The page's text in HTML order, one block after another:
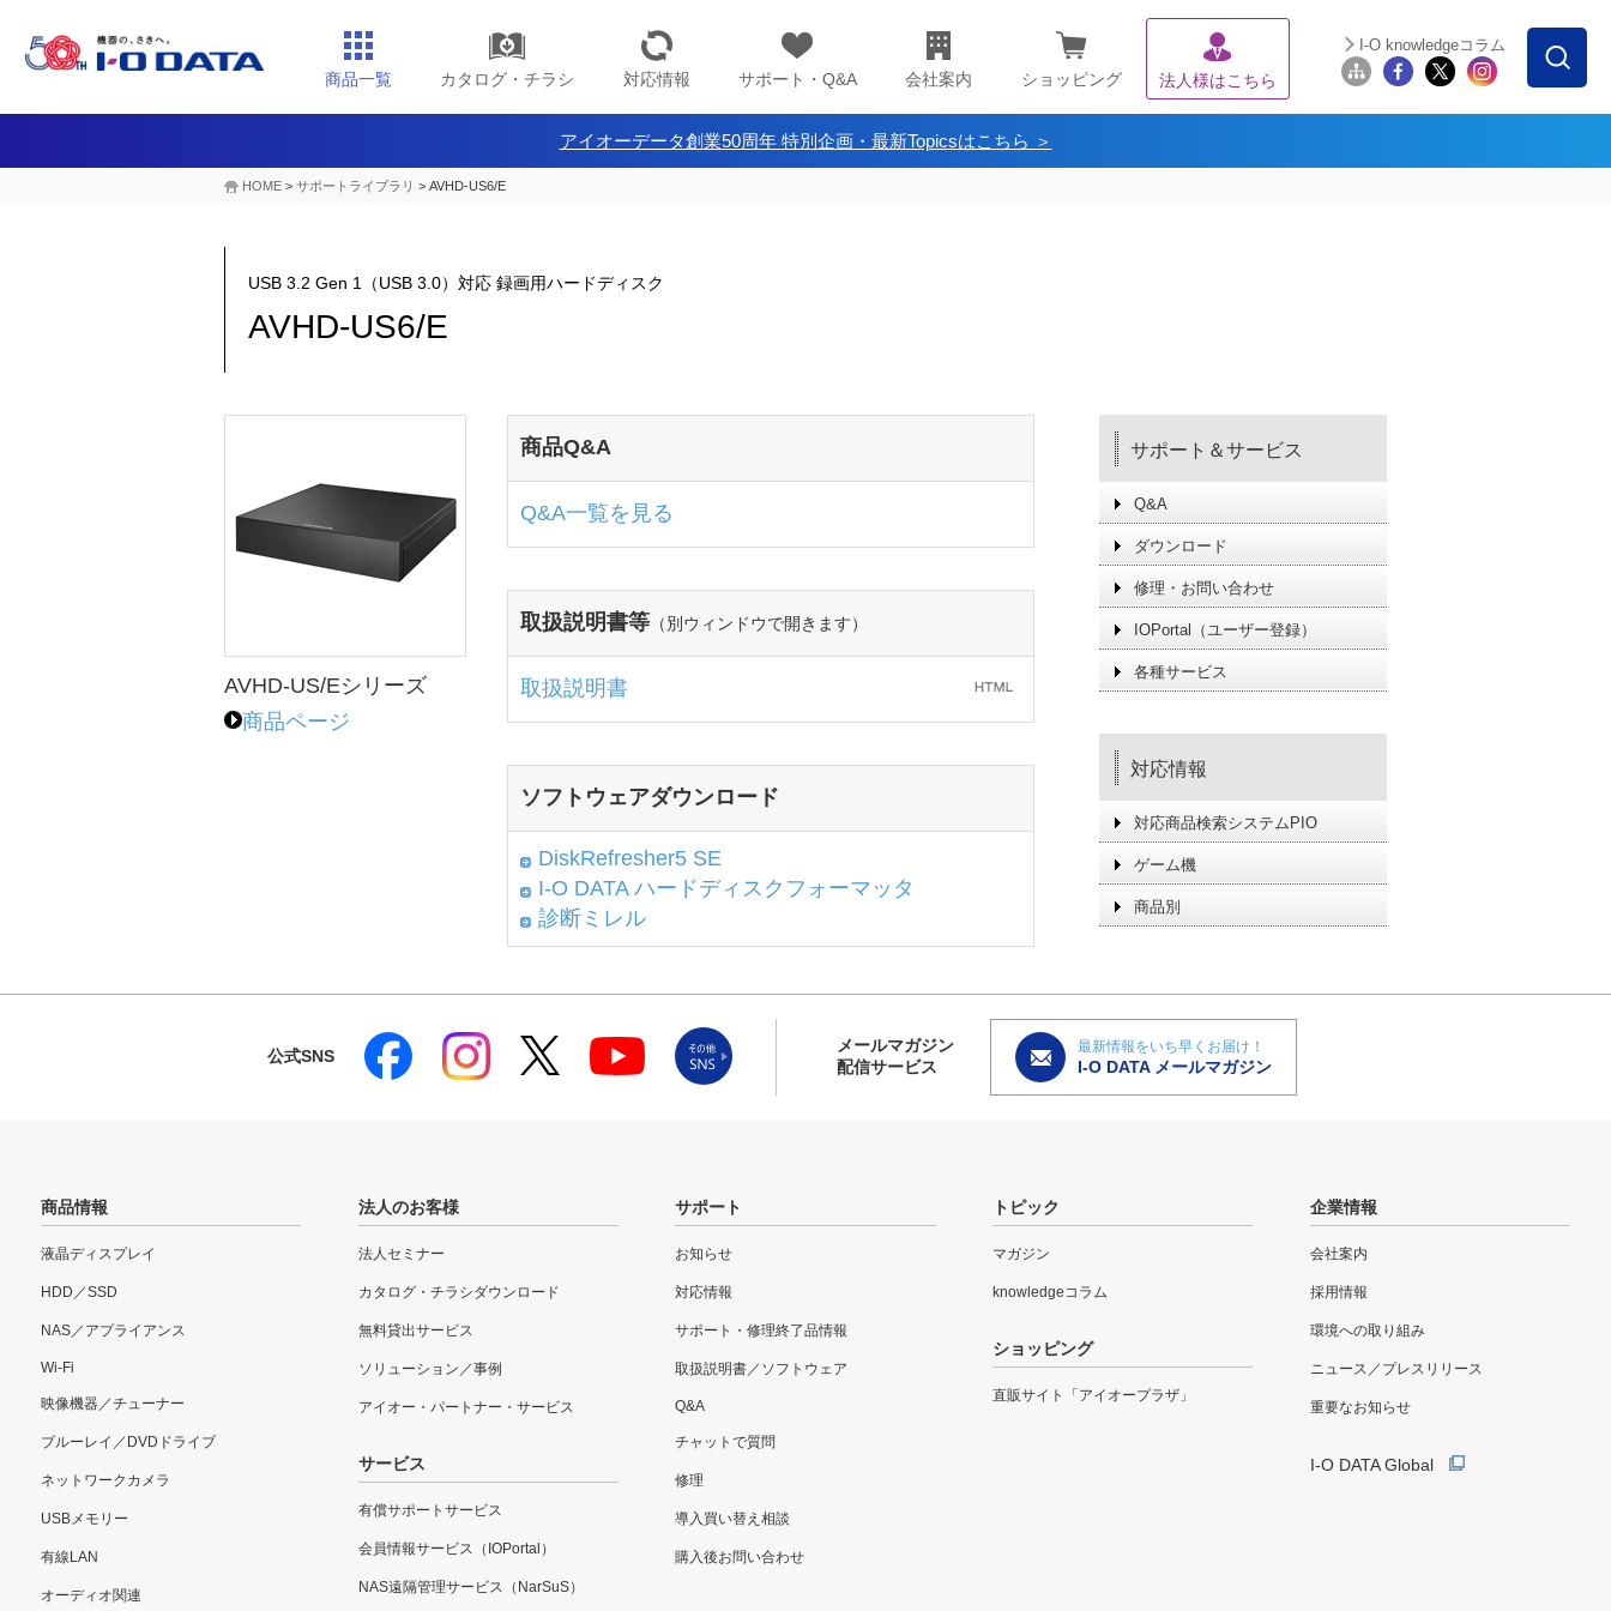
商品一覧 カタログ・チラシ 対応情報 サポート・Q&A 会社案内 ショッピング 法人様はこちら
I-O knowledgeコラム
アイオーデータ創業50周年 特別企画・最新Topicsはこちら ＞
HOME > サポートライブラリ > AVHD-US6/E
USB 3.2 Gen 1（USB 3.0）対応 録画用ハードディスク
AVHD-US6/E
AVHD-US/Eシリーズ
商品ページ
商品Q&A
Q&A一覧を見る
取扱説明書等 （別ウィンドウで開きます）
取扱説明書
ソフトウェアダウンロード
DiskRefresher5 SE
I-O DATA ハードディスクフォーマッタ
診断ミレル
サポート＆サービス
Q&A
ダウンロード
修理・お問い合わせ
IOPortal（ユーザー登録）
各種サービス
対応情報
対応商品検索システムPIO
ゲーム機
商品別
公式SNS
メールマガジン
配信サービス
最新情報をいち早くお届け！
I-O DATA メールマガジン
商品情報
液晶ディスプレイ
HDD／SSD
NAS／アプライアンス
Wi-Fi
映像機器／チューナー
ブルーレイ／DVDドライブ
ネットワークカメラ
USBメモリー
有線LAN
オーディオ関連
法人のお客様
法人セミナー
カタログ・チラシダウンロード
無料貸出サービス
ソリューション／事例
アイオー・パートナー・サービス
サービス
有償サポートサービス
会員情報サービス（IOPortal）
NAS遠隔管理サービス（NarSuS）
サポート
お知らせ
対応情報
サポート・修理終了品情報
取扱説明書／ソフトウェア
Q&A
チャットで質問
修理
導入買い替え相談
購入後お問い合わせ
トピック
マガジン
knowledgeコラム
ショッピング
直販サイト「アイオープラザ」
企業情報
会社案内
採用情報
環境への取り組み
ニュース／プレスリリース
重要なお知らせ
I-O DATA Global